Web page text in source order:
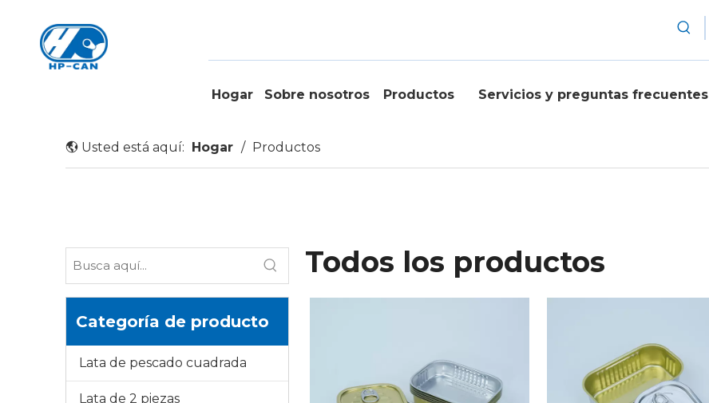
Hogar Sobre nosotros Productos Servicios y preguntas frecuentes
Usted está aquí: Hogar / Productos
Categoría de producto
Lata de pescado cuadrada
Lata de 2 piezas
Todos los productos